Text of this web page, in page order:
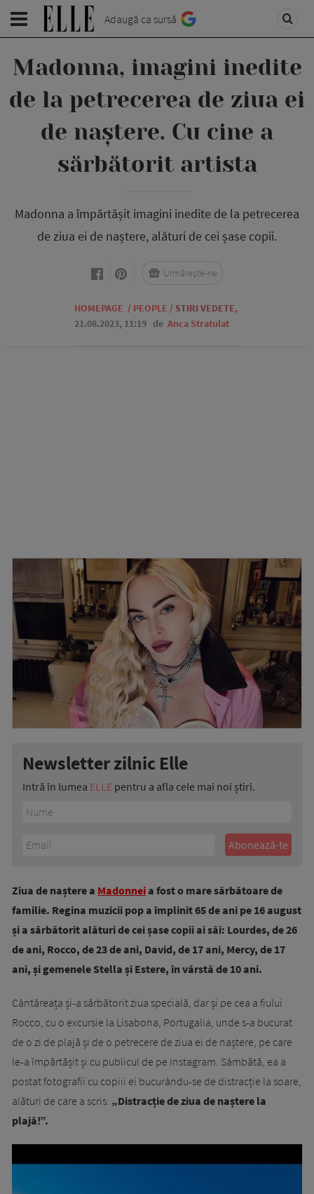
Adaugă ca sursă
Madonna, imagini inedite
de la petrecerea de ziua ei
de naștere. Cu cine a
sărbătorit artista
Madonna a împărtășit imagini inedite de la petrecerea
de ziua ei de naștere, alături de cei șase copii.
HOMEPAGE / PEOPLE / STIRI VEDETE,
21.08.2023, 11:19 de Anca Stratulat
Urmărește-ne
Newsletter zilnic Elle
Intră în lumea ELLE pentru a afla cele mai noi știri.
Ziua de naștere a Madonnei a fost o mare sărbătoare de
familie. Regina muzicii pop a împlinit 65 de ani pe 16 august
și a sărbătorit alături de cei șase copii ai săi: Lourdes, de 26
de ani, Rocco, de 23 de ani, David, de 17 ani, Mercy, de 17
ani, și gemenele Stella și Estere, în vârstă de 10 ani.
Cântăreața și-a sărbătorit ziua specială, dar și pe cea a fiului
Rocco, cu o excursie la Lisabona, Portugalia, unde s-a bucurat
de o zi de plajă și de o petrecere de ziua ei de naștere, pe care
le-a împărtășit și cu publicul de pe Instagram. Sâmbătă, ea a
postat fotografii cu copiii ei bucurându-se de distracție la soare,
alături de care a scris: „Distracție de ziua de naștere la
plajă!”.